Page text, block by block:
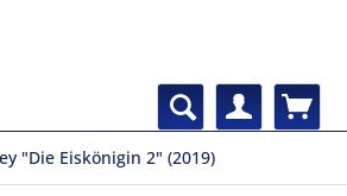
"Die Eiskönigin 2" (2019)